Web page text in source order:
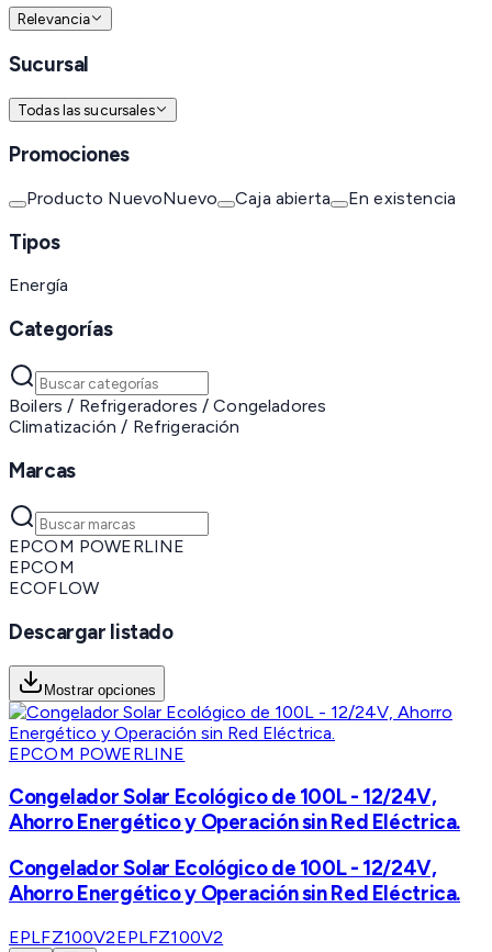
Relevancia
Sucursal
Todas las sucursales
Promociones
Producto NuevoNuevo Caja abierta En existencia
Tipos
Energía
Categorías
Boilers / Refrigeradores / Congeladores
Climatización / Refrigeración
Marcas
EPCOM POWERLINE
EPCOM
ECOFLOW
Descargar listado
Mostrar opciones
EPCOM POWERLINE
Congelador Solar Ecológico de 100L - 12/24V,
Ahorro Energético y Operación sin Red Eléctrica.
Congelador Solar Ecológico de 100L - 12/24V,
Ahorro Energético y Operación sin Red Eléctrica.
EPLFZ100V2EPLFZ100V2